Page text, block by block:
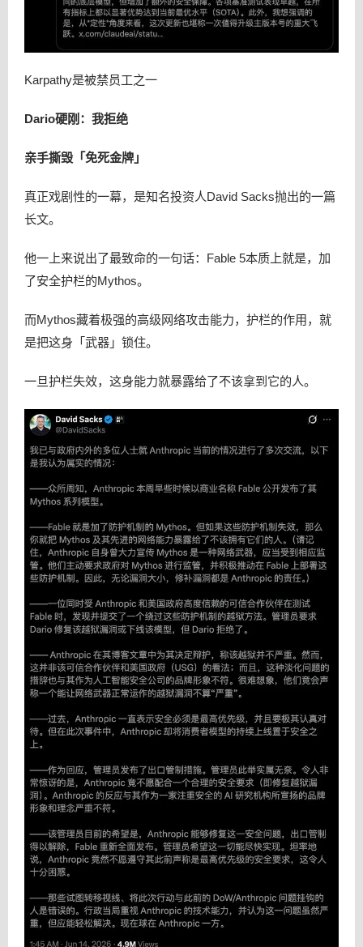
Karpathy是被禁员工之一
Dario硬刚：我拒绝
亲手撕毁「免死金牌」
真正戏剧性的一幕，是知名投资人David Sacks抛出的一篇
长文。
他一上来说出了最致命的一句话：Fable 5本质上就是，加
了安全护栏的Mythos。
而Mythos藏着极强的高级网络攻击能力，护栏的作用，就
是把这身「武器」锁住。
一旦护栏失效，这身能力就暴露给了不该拿到它的人。